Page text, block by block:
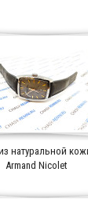
натуральной
Armand Nicolet